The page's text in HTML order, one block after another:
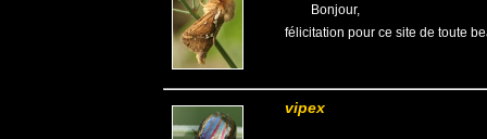
Bonjour,
félicitation pour ce site de toute
vipex